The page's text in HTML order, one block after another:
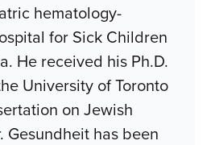
hematology-
for Sick Children
He received his Ph.D.
University of Toronto
on Jewish
Gesundheit has been